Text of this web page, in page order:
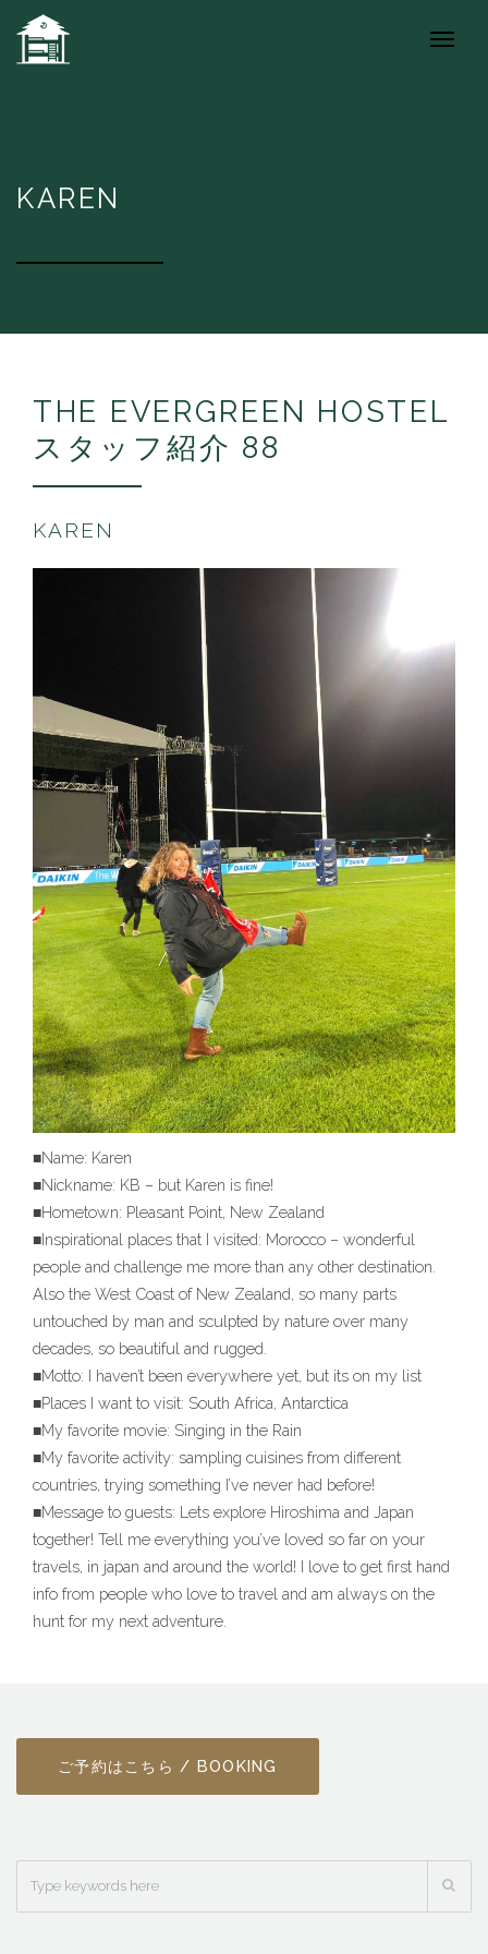
KAREN
THE EVERGREEN HOSTEL
スタッフ紹介 88
KAREN
■Name: Karen
■Nickname: KB – but Karen is fine!
■Hometown: Pleasant Point, New Zealand
■Inspirational places that I visited: Morocco – wonderful
people and challenge me more than any other destination.
Also the West Coast of New Zealand, so many parts
untouched by man and sculpted by nature over many
decades, so beautiful and rugged.
■Motto: I haven’t been everywhere yet, but its on my list
■Places I want to visit: South Africa, Antarctica
■My favorite movie: Singing in the Rain
■My favorite activity: sampling cuisines from different
countries, trying something I’ve never had before!
■Message to guests: Lets explore Hiroshima and Japan
together! Tell me everything you’ve loved so far on your
travels, in japan and around the world! I love to get first hand
info from people who love to travel and am always on the
hunt for my next adventure.
ご予約はこちら / BOOKING